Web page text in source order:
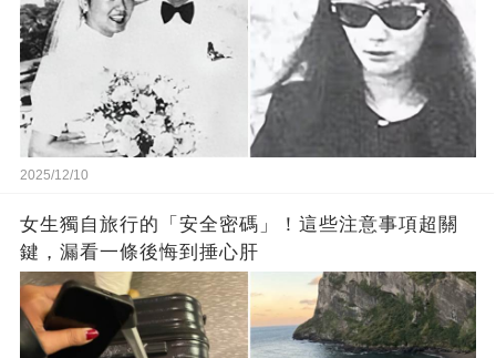
2025/12/10
女生獨自旅行的「安全密碼」！這些注意事項超關
鍵，漏看一條後悔到捶心肝